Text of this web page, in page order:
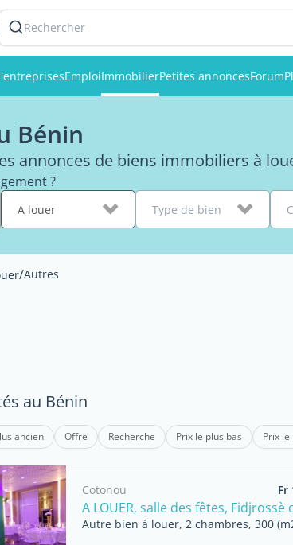
Rechercher
EmploiImmobilierPetites annoncesForum
Bénin
annonces de biens immobiliers à
?
A louer Type de bien
/Autres
au Bénin
ancien Offre Recherche Prix le plus bas Prix le
Cotonou Fr
A LOUER, salle des fêtes,
Autre bien à louer, 2 chambres, 300